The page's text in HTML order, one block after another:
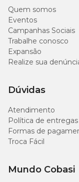
Assim como o
para não acumular
alguns passos para
Separe uma
limpeza do
resíduos;
própria água do
Quem somos
Eventos
Campanhas Sociais
Trabalhe conosco
Expansão
Realize sua
Dúvidas
Atendimento
Política de entregas
Formas de
Troca Fácil
Mundo Cobasi